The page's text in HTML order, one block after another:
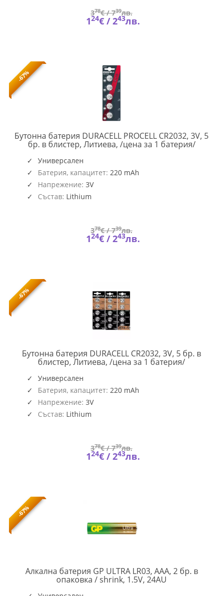
378€ /739лв.
124€ /243лв.
-67%
Бутонна батерия DURACELL PROCELL CR2032, 3V, 5
бр. в блистер, Литиева, /цена за 1 батерия/
Универсален
Батерия, капацитет: 220 mAh
Напрежение: 3V
Състав: Lithium
378€ /739лв.
124€ /243лв.
-67%
Бутонна батерия DURACELL CR2032, 3V, 5 бр. в
блистер, Литиева, /цена за 1 батерия/DUR-
Универсален
Батерия, капацитет: 220 mAh
Напрежение: 3V
Състав: Lithium
378€ /739лв.
124€ /243лв.
-67%
Алкална батерия GP ULTRA LR03, AAA, 2 бр. в
опаковка / shrink, 1.5V, 24AU